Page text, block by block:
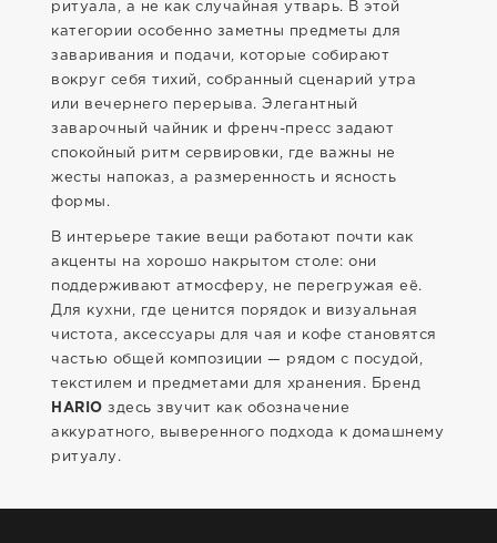
ритуала, а не как случайная утварь. В этой
категории особенно заметны предметы для
заваривания и подачи, которые собирают
вокруг себя тихий, собранный сценарий утра
или вечернего перерыва. Элегантный
заварочный чайник и френч-пресс задают
спокойный ритм сервировки, где важны не
жесты напоказ, а размеренность и ясность
формы.
В интерьере такие вещи работают почти как
акценты на хорошо накрытом столе: они
поддерживают атмосферу, не перегружая её.
Для кухни, где ценится порядок и визуальная
чистота, аксессуары для чая и кофе становятся
частью общей композиции — рядом с посудой,
текстилем и предметами для хранения. Бренд
HARIO здесь звучит как обозначение
аккуратного, выверенного подхода к домашнему
ритуалу.